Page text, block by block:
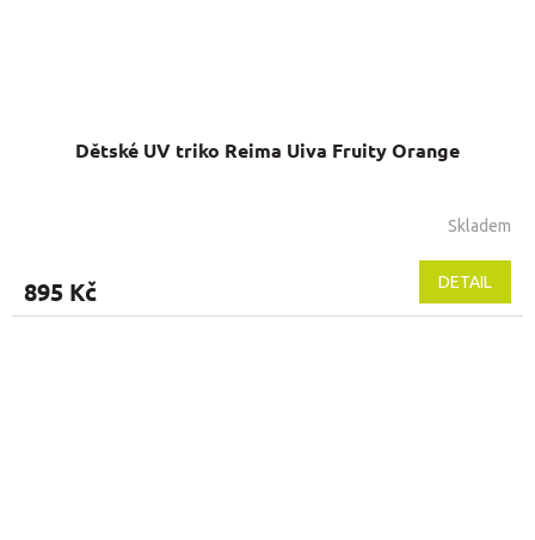
Dětské UV triko Reima Uiva Fruity Orange
Skladem
895 Kč DETAIL